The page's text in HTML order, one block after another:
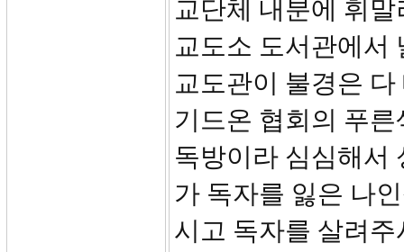
교단체 내분에 휘
교도소 도서관에서
교도관이 불경은
기드온 협회의 푸
독방이라 심심해서
가 독자를 잃은 나
시고 독자를 살려